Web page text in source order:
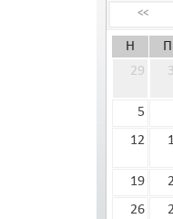
<<
Н
П
29
5
12
19
26